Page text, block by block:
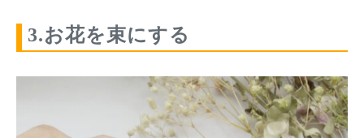
3.お花を束にする